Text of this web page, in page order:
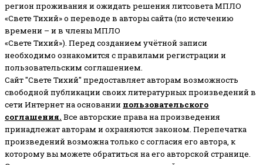
регион проживания и ожидать решения литсовета МПЛО
«Свете Тихий» о переводе в авторы сайта (по истечению
времени – и в члены МПЛО
«Свете Тихий»). Перед созданием учётной записи
необходимо ознакомится с правилами регистрации и
пользовательским соглашением.
Сайт "Свете Тихий" предоставляет авторам возможность
свободной публикации своих литературных произведений в
сети Интернет на основании пользовательского
соглашения. Все авторские права на произведения
принадлежат авторам и охраняются законом. Перепечатка
произведений возможна только с согласия его автора, к
которому вы можете обратиться на его авторской странице.